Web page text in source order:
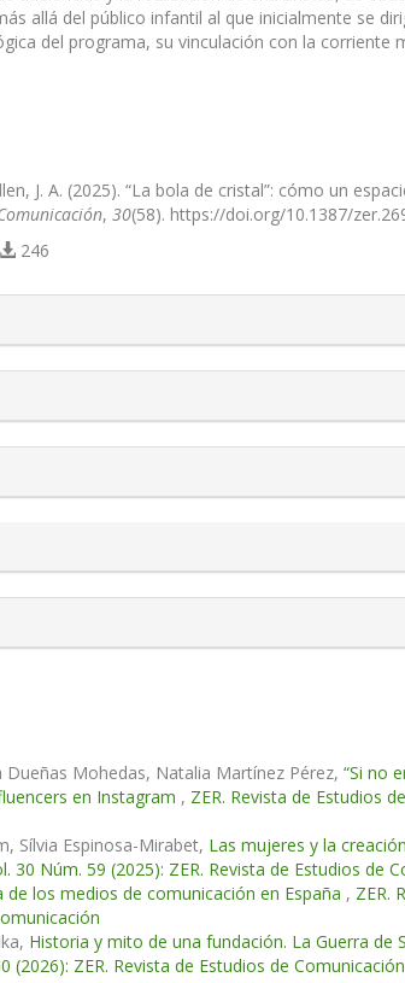
allá del público infantil al que inicialmente se
del programa, su vinculación con la
J. A. (2025). “La bola de cristal”: cómo un
, 30(58). https://doi.org/10.1387/
246
Dueñas Mohedas, Natalia Martínez Pérez, “Si no
en Instagram , ZER. Revista de Estudios
Sílvia Espinosa-Mirabet, Las mujeres y la
30 Núm. 59 (2025): ZER. Revista de Estudios de
de los medios de comunicación en España , ZER.
Historia y mito de una fundación. La Guerra de
(2026): ZER. Revista de Estudios de Comunicación